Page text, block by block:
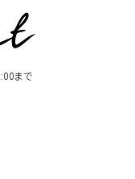
まで